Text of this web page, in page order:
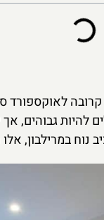
לאוקספורד
להיות
במרילבון,